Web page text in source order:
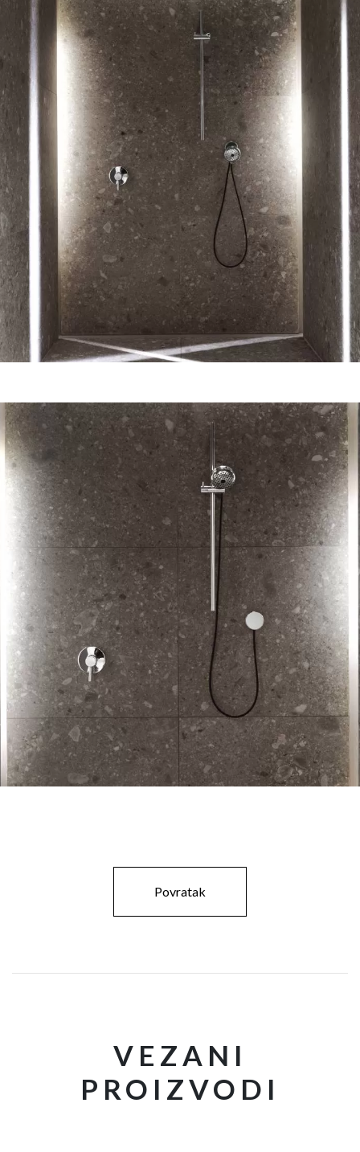
Povratak
VEZANI
PROIZVODI